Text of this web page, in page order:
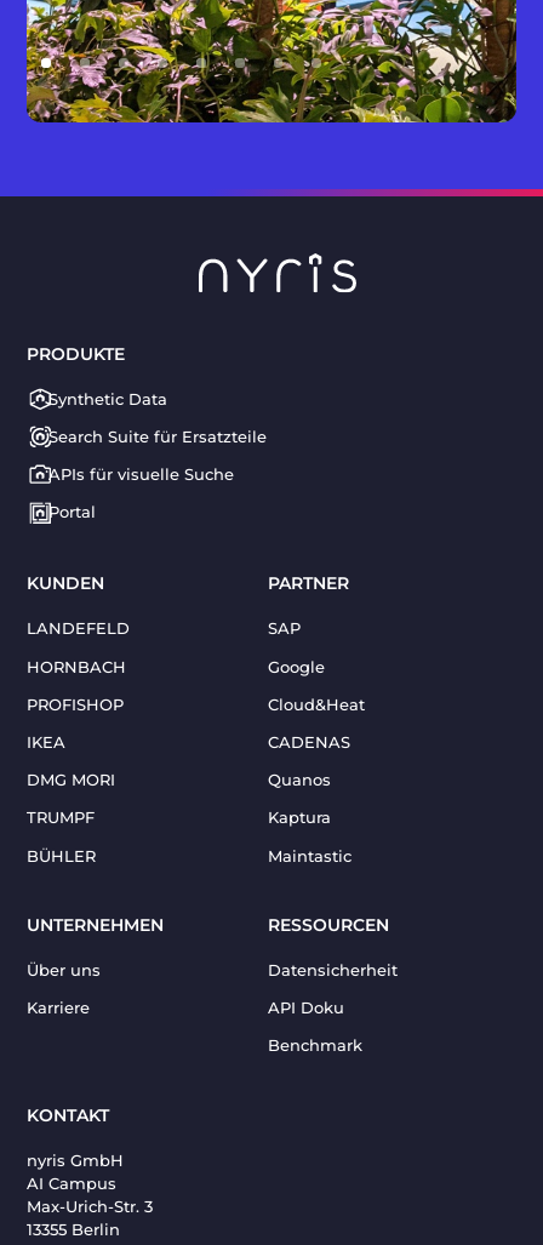
PRODUKTE
Synthetic Data
Search Suite für Ersatzteile
APIs für visuelle Suche
Portal
RESSOURCEN
Datensicherheit
API Doku
Benchmark
KUNDEN
LANDEFELD
HORNBACH
PROFISHOP
IKEA
DMG MORI
TRUMPF
BÜHLER
PARTNER
SAP
Google
Cloud&Heat
CADENAS
Quanos
Kaptura
Maintastic
UNTERNEHMEN
Über uns
Karriere
KONTAKT
nyris GmbH
AI Campus
Max-Urich-Str. 3
13355 Berlin